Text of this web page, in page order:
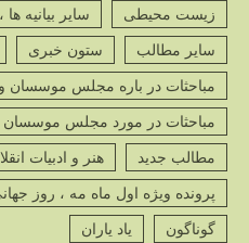
زیست محیطی
سایر بیانیه
سایر مطالب
ستون خبری
مباحثات در باره مجلس موسسان
مباحثات در مورد مجلس موسسان
مطالب جدید
هنر و ادبیات
پرونده ویژه اول ماه مه ، روز
گوناگون
یاد یاران